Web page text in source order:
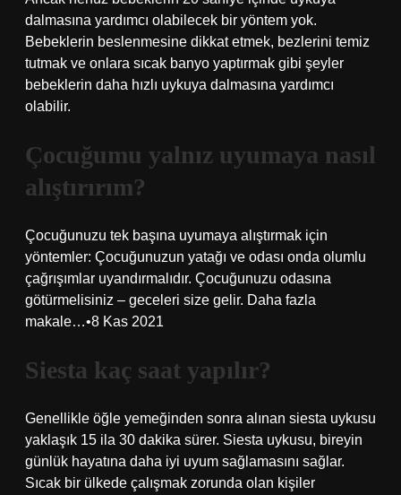
dalmasına yardımcı olabilecek bir yöntem yok.
Bebeklerin beslenmesine dikkat etmek, bezlerini temiz
tutmak ve onlara sıcak banyo yaptırmak gibi şeyler
bebeklerin daha hızlı uykuya dalmasına yardımcı
olabilir.
Çocuğumu yalnız uyumaya nasıl
alıştırırım?
Çocuğunuzu tek başına uyumaya alıştırmak için
yöntemler: Çocuğunuzun yatağı ve odası onda olumlu
çağrışımlar uyandırmalıdır. Çocuğunuzu odasına
götürmelisiniz – geceleri size gelir. Daha fazla
makale…•8 Kas 2021
Siesta kaç saat yapılır?
Genellikle öğle yemeğinden sonra alınan siesta uykusu
yaklaşık 15 ila 30 dakika sürer. Siesta uykusu, bireyin
günlük hayatına daha iyi uyum sağlamasını sağlar.
Sıcak bir ülkede çalışmak zorunda olan kişiler